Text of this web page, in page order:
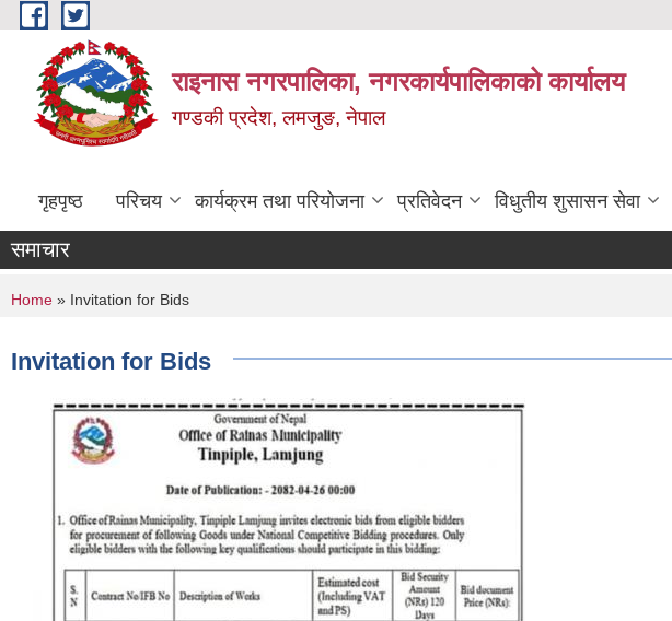
Skip to main content
राइनास नगरपालिका, नगरकार्यपालिकाको कार्यालय
गण्डकी प्रदेश, लमजुङ, नेपाल
गृहपृष्ठ परिचय कार्यक्रम तथा परियोजना प्रतिवेदन विधुतीय शुसासन सेवा
समाचार
You are here
Home » Invitation for Bids
Invitation for Bids